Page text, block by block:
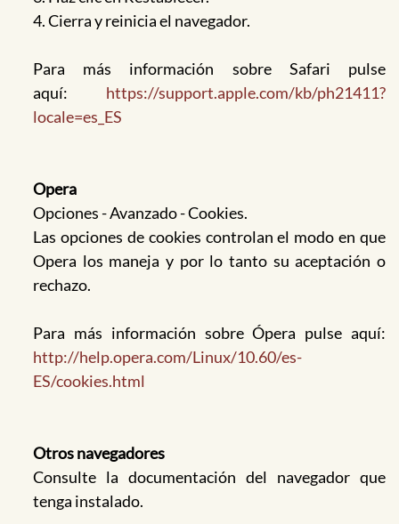
4. Cierra y reinicia el navegador.
Para más información sobre Safari pulse
aquí: https://support.apple.com/kb/ph21411?
locale=es_ES
Opera
Opciones - Avanzado - Cookies.
Las opciones de cookies controlan el modo en que
Opera los maneja y por lo tanto su aceptación o
rechazo.
Para más información sobre Ópera pulse aquí:
http://help.opera.com/Linux/10.60/es-
ES/cookies.html
Otros navegadores
Consulte la documentación del navegador que
tenga instalado.